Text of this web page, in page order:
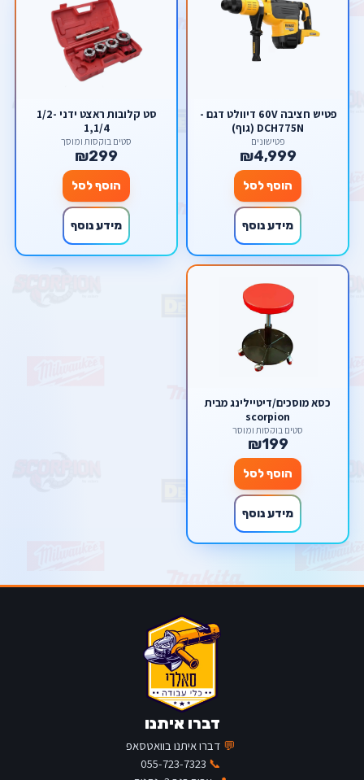
פטיש חציבה 60V דיוולט דגם -
DCH775N (גוף)
פטישונים
₪4,999
הוסף לסל
מידע נוסף
סט קלובות ראצט ידני 1/2-
1,1/4
סטים בוקסות ומוסך
₪299
הוסף לסל
מידע נוסף
כסא מוסכים/דיטיילינג מבית
scorpion
סטים בוקסות ומוסך
₪199
הוסף לסל
מידע נוסף
דברו איתנו
💬 דברו איתנו בוואטסאפ
📞
055-723-7323